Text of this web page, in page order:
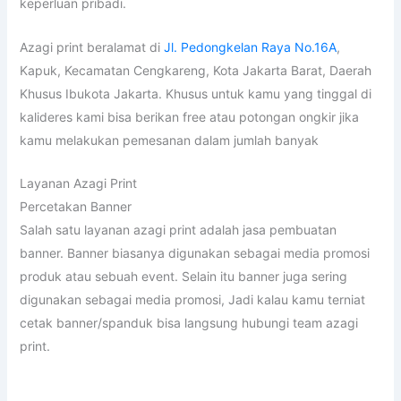
keperluan pribadi.
Azagi print beralamat di Jl. Pedongkelan Raya No.16A,
Kapuk, Kecamatan Cengkareng, Kota Jakarta Barat, Daerah
Khusus Ibukota Jakarta. Khusus untuk kamu yang tinggal di
kalideres kami bisa berikan free atau potongan ongkir jika
kamu melakukan pemesanan dalam jumlah banyak
Layanan Azagi Print
Percetakan Banner
Salah satu layanan azagi print adalah jasa pembuatan
banner. Banner biasanya digunakan sebagai media promosi
produk atau sebuah event. Selain itu banner juga sering
digunakan sebagai media promosi, Jadi kalau kamu terniat
cetak banner/spanduk bisa langsung hubungi team azagi
print.